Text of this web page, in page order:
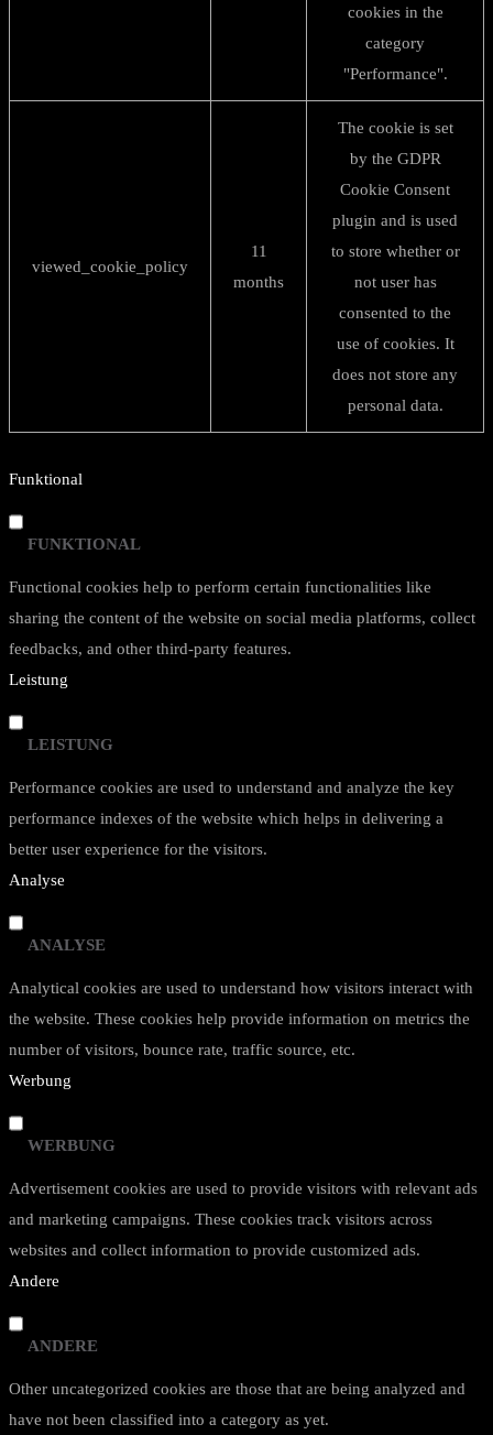
cookies in the
category
"Performance".
viewed_cookie_policy
11
months
The cookie is set
by the GDPR
Cookie Consent
plugin and is used
to store whether or
not user has
consented to the
use of cookies. It
does not store any
personal data.
Funktional
FUNKTIONAL
Functional cookies help to perform certain functionalities like
sharing the content of the website on social media platforms, collect
feedbacks, and other third-party features.
Leistung
LEISTUNG
Performance cookies are used to understand and analyze the key
performance indexes of the website which helps in delivering a
better user experience for the visitors.
Analyse
ANALYSE
Analytical cookies are used to understand how visitors interact with
the website. These cookies help provide information on metrics the
number of visitors, bounce rate, traffic source, etc.
Werbung
WERBUNG
Advertisement cookies are used to provide visitors with relevant ads
and marketing campaigns. These cookies track visitors across
websites and collect information to provide customized ads.
Andere
ANDERE
Other uncategorized cookies are those that are being analyzed and
have not been classified into a category as yet.